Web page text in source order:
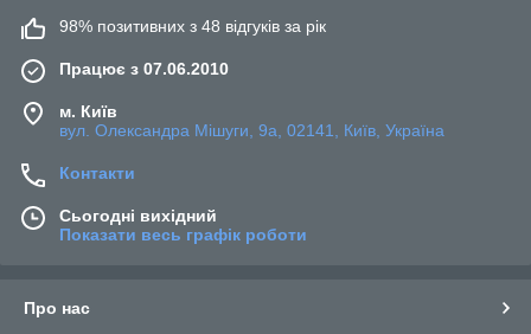
98% позитивних з 48 відгуків за рік
Працює з 07.06.2010
м. Київ
вул. Олександра Мішуги, 9а, 02141, Київ, Україна
Контакти
Сьогодні вихідний
Показати весь графік роботи
Про нас